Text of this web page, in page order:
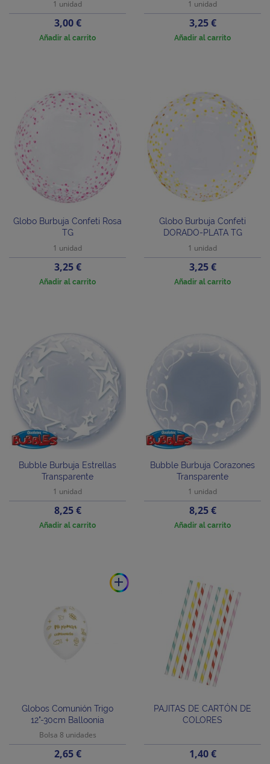
1 unidad
Precio
3,00 €
Añadir al carrito
1 unidad
Precio
3,25 €
Añadir al carrito
Globo Burbuja Confeti Rosa
TG
1 unidad
Precio
3,25 €
Añadir al carrito
Globo Burbuja Confeti
DORADO-PLATA TG
1 unidad
Precio
3,25 €
Añadir al carrito
Bubble Burbuja Estrellas
Transparente
1 unidad
Precio
8,25 €
Añadir al carrito
Bubble Burbuja Corazones
Transparente
1 unidad
Precio
8,25 €
Añadir al carrito
add
Globos Comunión Trigo
12"-30cm Balloonia
Bolsa 8 unidades
Precio
2,65 €
PAJITAS DE CARTÓN DE
COLORES
Precio
1,40 €